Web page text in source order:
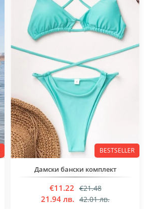
BESTSELLER
Дамски бански комплект
€11.22 €21.48
21.94 лв. 42.01 лв.